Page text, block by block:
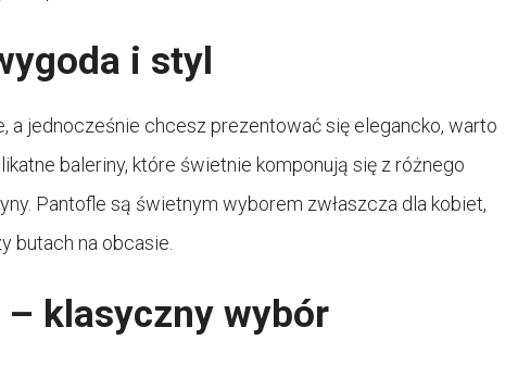
i styl
a jednocześnie chcesz prezentować się elegancko, warto
baleriny, które świetnie komponują się z różnego
Pantofle są świetnym wyborem zwłaszcza dla kobiet,
butach na obcasie.
klasyczny wybór